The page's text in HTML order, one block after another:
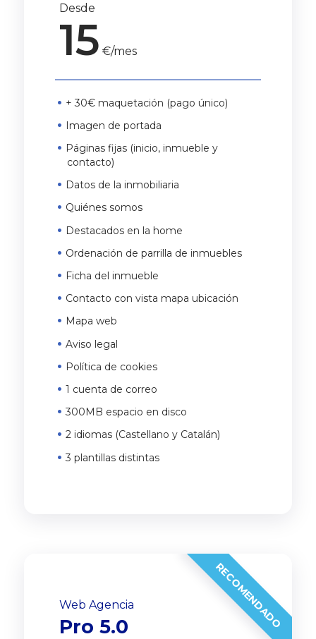
Desde
15 €/mes
+ 30€ maquetación (pago único)
Imagen de portada
Páginas fijas (inicio, inmueble y
contacto)
Datos de la inmobiliaria
Quiénes somos
Destacados en la home
Ordenación de parrilla de inmuebles
Ficha del inmueble
Contacto con vista mapa ubicación
Mapa web
Aviso legal
Política de cookies
1 cuenta de correo
300MB espacio en disco
2 idiomas (Castellano y Catalán)
3 plantillas distintas
Web Agencia RECOMENDADO
Pro 5.0